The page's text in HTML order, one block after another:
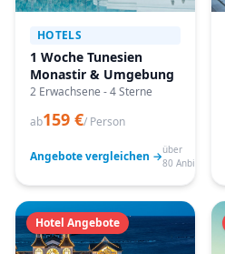
HOTELS
1 Woche Tunesien
Monastir & Umgebung
2 Erwachsene - 4 Sterne
ab159 €/ Person
Angebote vergleichen →über
80 Anbieter
Hotel Angebote